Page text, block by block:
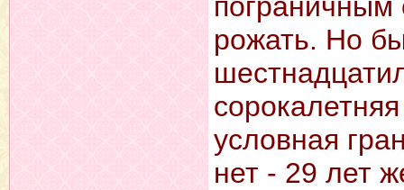
рожать. Но
условная
нет - 29 лет